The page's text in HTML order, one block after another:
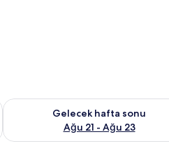
14 - Ağu 16
Gelecek hafta sonu
Ağu 21 - Ağu 23
Önümüzdeki hafta sonu için